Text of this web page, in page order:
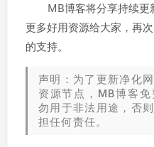
MB博客将分享持续
更多好用资源给大家，再
的支持。
声明：为了更新净化
资源节点，MB博客
勿用于非法用途，否
担任何责任。